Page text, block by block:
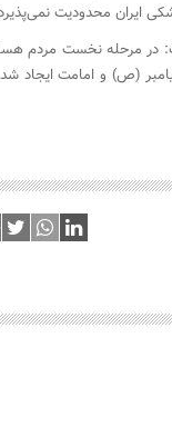
ایران محدودیت
در مرحله نخست مردم
(ص) و امامت ایجاد شد